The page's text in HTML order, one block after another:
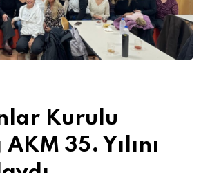
Kurulu
35. Yılını